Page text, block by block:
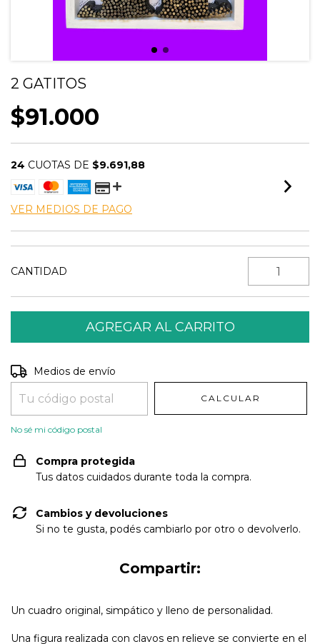
2 GATITOS
$91.000
24 CUOTAS DE $9.691,88
VER MEDIOS DE PAGO
CANTIDAD
Entregas para el CP:
Medios de envío
CALCULAR
No sé mi código postal
Compra protegida
Tus datos cuidados durante toda la compra.
Cambios y devoluciones
Si no te gusta, podés cambiarlo por otro o devolverlo.
Compartir:
Un cuadro original, simpático y lleno de personalidad.
Una figura realizada con clavos en relieve se convierte en el